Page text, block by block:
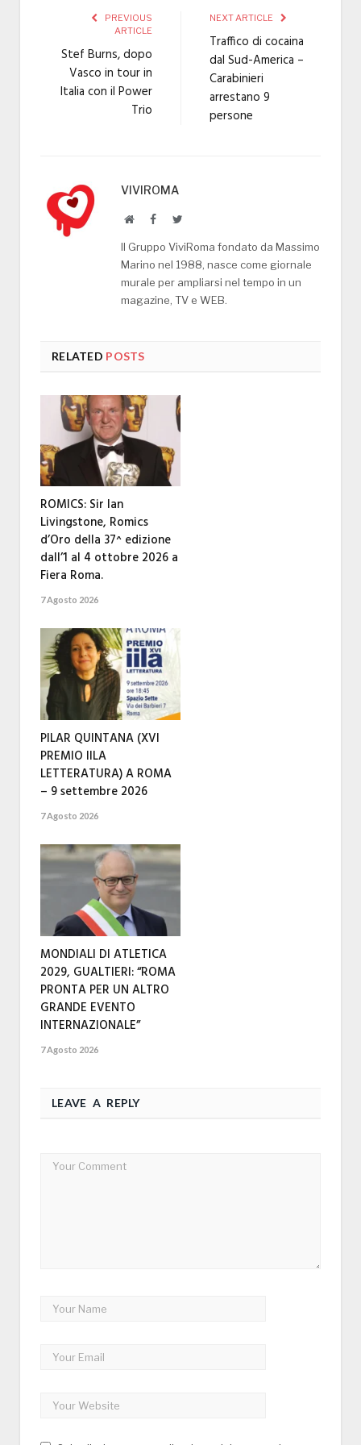
PREVIOUS
ARTICLE
Stef Burns, dopo
Vasco in tour in
Italia con il Power
Trio
NEXT ARTICLE
Traffico di cocaina
dal Sud-America –
Carabinieri
arrestano 9
persone
VIVIROMA
WebsiteFacebookTwitter
Il Gruppo ViviRoma fondato da Massimo
Marino nel 1988, nasce come giornale
murale per ampliarsi nel tempo in un
magazine, TV e WEB.
RELATED POSTS
ROMICS: Sir Ian
Livingstone, Romics
d’Oro della 37^ edizione
dall’1 al 4 ottobre 2026 a
Fiera Roma.
7 Agosto 2026
PILAR QUINTANA (XVI
PREMIO IILA
LETTERATURA) A ROMA
– 9 settembre 2026
7 Agosto 2026
MONDIALI DI ATLETICA
2029, GUALTIERI: “ROMA
PRONTA PER UN ALTRO
GRANDE EVENTO
INTERNAZIONALE”
7 Agosto 2026
LEAVE A REPLY